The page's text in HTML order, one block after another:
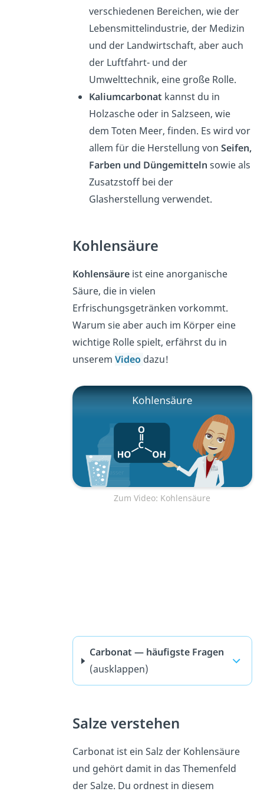
verschiedenen Bereichen, wie der
Lebensmittelindustrie, der Medizin
und der Landwirtschaft, aber auch
der Luftfahrt- und der
Umwelttechnik, eine große Rolle.
Kaliumcarbonat kannst du in
Holzasche oder in Salzseen, wie
dem Toten Meer, finden. Es wird vor
allem für die Herstellung von Seifen,
Farben und Düngemitteln sowie als
Zusatzstoff bei der
Glasherstellung verwendet.
Kohlensäure
Kohlensäureist eine anorganische
Säure, die in vielen
Erfrischungsgetränken vorkommt.
Warum sie aber auch im Körper eine
wichtige Rolle spielt, erfährst du in
unserem Video dazu!
Zum Video: Kohlensäure
Carbonat — häufigste Fragen
(ausklappen)
Salze verstehen
Carbonat ist ein Salz der Kohlensäure
und gehört damit in das Themenfeld
der Salze. Du ordnest in diesem